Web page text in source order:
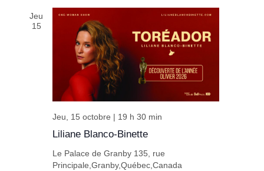
Jeu
15
Liliane Blanco-Binette
Jeu, 15 octobre | 19 h 30 min
Le Palace de Granby 135, rue
Principale,Granby,Québec,Canada